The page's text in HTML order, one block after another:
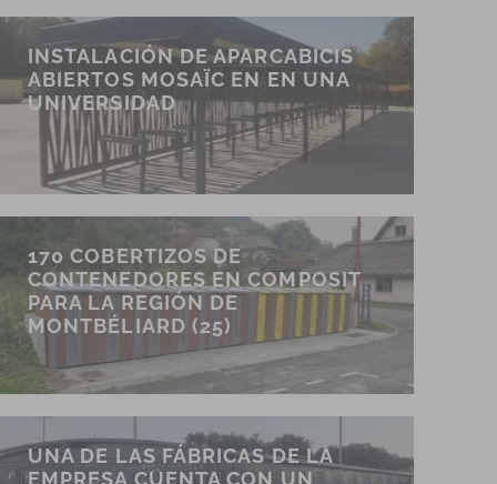
INSTALACIÓN DE APARCABICIS
ABIERTOS MOSAÏC EN EN UNA
UNIVERSIDAD
170 COBERTIZOS DE
CONTENEDORES EN COMPOSIT
PARA LA REGIÓN DE
MONTBÉLIARD (25)
UNA DE LAS FÁBRICAS DE LA
EMPRESA CUENTA CON UN